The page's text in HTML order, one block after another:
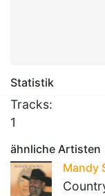
Statistik
Tracks:
1
ähnliche Artisten
Mandy